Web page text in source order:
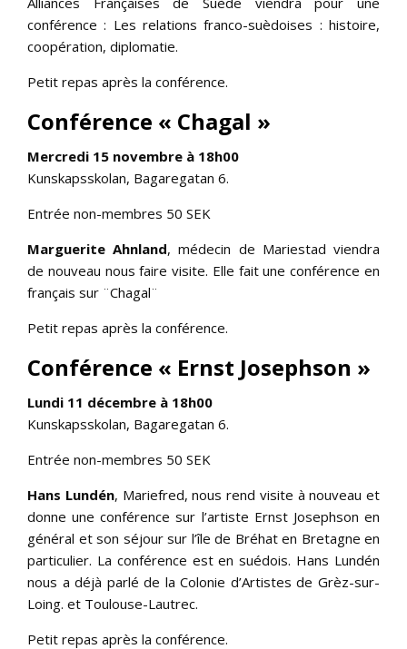
conférence : Les relations franco-suèdoises : histoire,
coopération, diplomatie.
Petit repas après la conférence.
Conférence « Chagal »
Mercredi 15 novembre à 18h00
Kunskapsskolan, Bagaregatan 6.
Entrée non-membres 50 SEK
Marguerite Ahnland, médecin de Mariestad viendra
de nouveau nous faire visite. Elle fait une conférence en
français sur ¨Chagal¨
Petit repas après la conférence.
Conférence « Ernst Josephson »
Lundi 11 décembre à 18h00
Kunskapsskolan, Bagaregatan 6.
Entrée non-membres 50 SEK
Hans Lundén, Mariefred, nous rend visite à nouveau et
donne une conférence sur l’artiste Ernst Josephson en
général et son séjour sur l’île de Bréhat en Bretagne en
particulier. La conférence est en suédois. Hans Lundén
nous a déjà parlé de la Colonie d’Artistes de Grèz-sur-
Loing. et Toulouse-Lautrec.
Petit repas après la conférence.